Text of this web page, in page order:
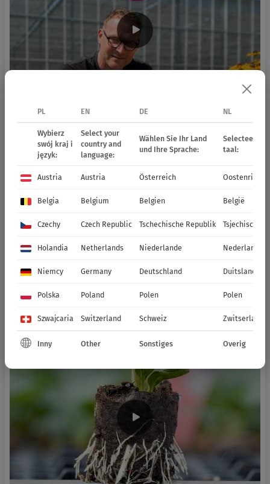
PL EN DE NL
Wybierz
swój kraj i
język:
Select your
country and
language:
Wählen Sie Ihr Land
und Ihre Sprache:
Selecteer uw
taal:
Austria Austria Österreich Oostenrijk
Belgia Belgium Belgien België
Czechy Czech Republic Tschechische Republik Tsjechische
Holandia Netherlands Niederlande Nederland
Niemcy Germany Deutschland Duitsland
Polska Poland Polen Polen
Szwajcaria Switzerland Schweiz Zwitserland
Inny Other Sonstiges Overig